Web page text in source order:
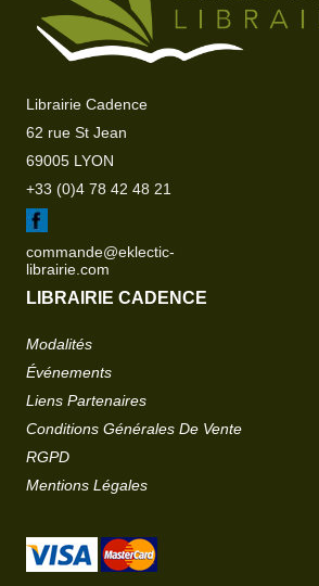
Librairie Cadence
62 rue St Jean
69005 LYON
+33 (0)4 78 42 48 21
commande@eklectic-
librairie.com
LIBRAIRIE CADENCE
Modalités
Événements
Liens Partenaires
Conditions Générales De Vente
RGPD
Mentions Légales